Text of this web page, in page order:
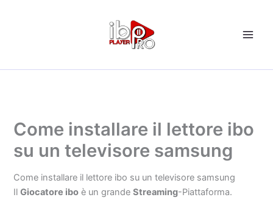
Come installare il lettore ibo
su un televisore samsung
Come installare il lettore ibo su un televisore samsung
IlGiocatore ibo è un grandeStreaming-Piattaforma.